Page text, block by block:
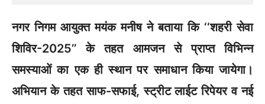
नगर निगम आयुक्त मयंक मनीष ने बताया कि ‘‘शहरी सेवा
शिविर-2025’’ के तहत आमजन से प्राप्त विभिन्न
समस्याओं का एक ही स्थान पर समाधान किया जायेगा।
अभियान के तहत साफ-सफाई, स्ट्रीट लाईट रिपेयर व नई